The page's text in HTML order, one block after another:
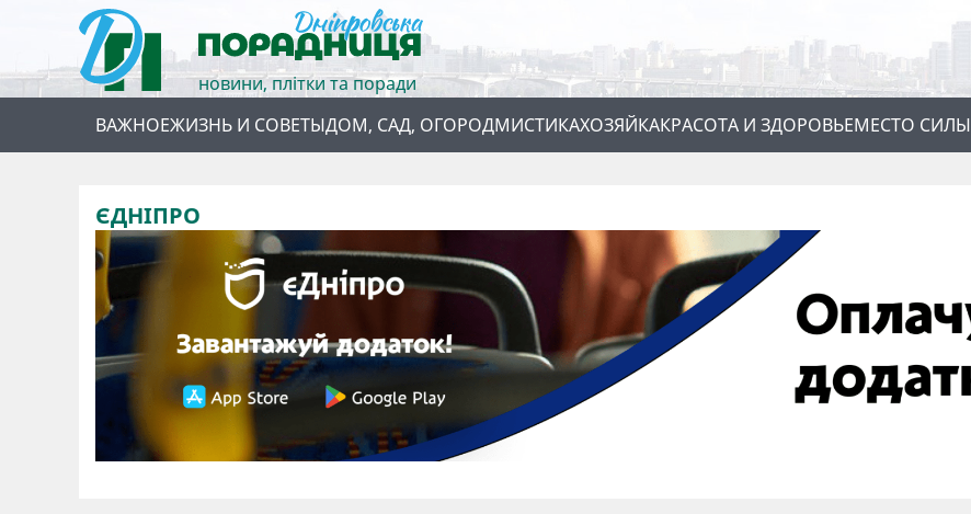
новини, плітки та поради
ВАЖНОЕЖИЗНЬ И СОВЕТЫДОМ, САД, ОГОРОДМИСТИКАХОЗЯЙКАКРАСОТА И ЗДОРОВЬЕМЕСТО СИЛЫ
ЄДНІПРО